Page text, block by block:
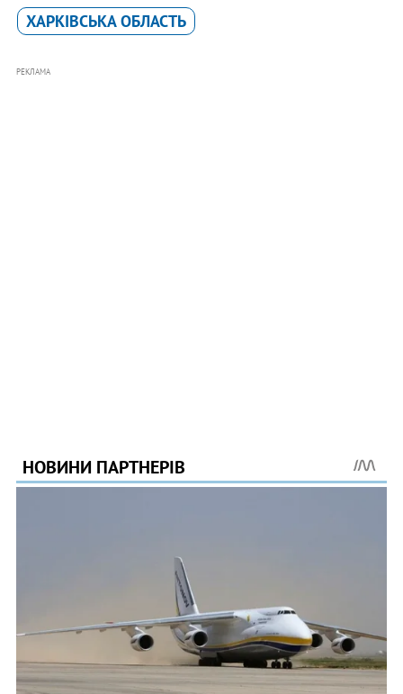
ХАРКІВСЬКА ОБЛАСТЬ
РЕКЛАМА